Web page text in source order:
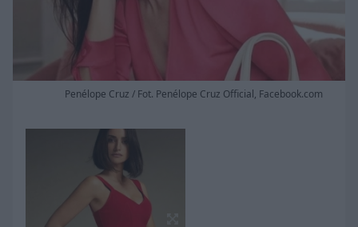
Penélope Cruz / Fot. Penélope Cruz Official, Facebook.com